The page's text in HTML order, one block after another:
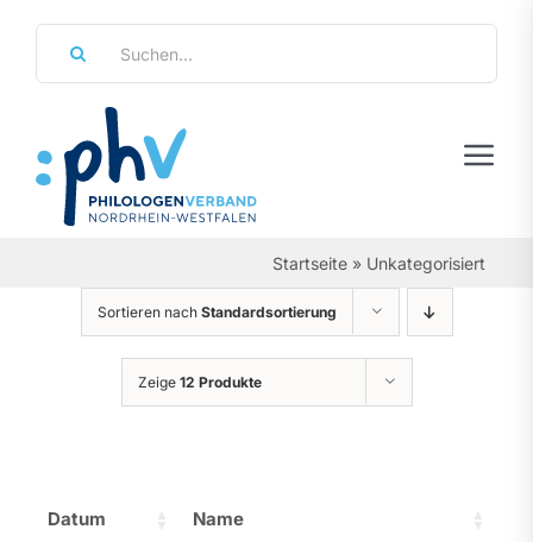
springen
Regierungsbezirke
Personalräte
Über Uns
Leistungen & Service
Startseite » Unkategorisiert
Sortieren nach Standardsortierung
Zeige 12 Produkte
Datum Name